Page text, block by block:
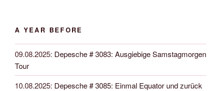
A YEAR BEFORE
09.08.2025: Depesche # 3083: Ausgiebige Samstagmorgen
Tour
10.08.2025: Depesche # 3085: Einmal Equator und zurück